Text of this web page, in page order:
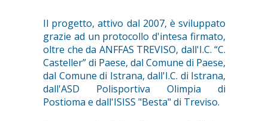
Il progetto, attivo dal 2007, è sviluppato
grazie ad un protocollo d'intesa firmato,
oltre che da ANFFAS TREVISO, dall'I.C. “C.
Casteller” di Paese, dal Comune di Paese,
dal Comune di Istrana, dall'I.C. di Istrana,
dall'ASD Polisportiva Olimpia di
Postioma e dall'ISISS "Besta" di Treviso.